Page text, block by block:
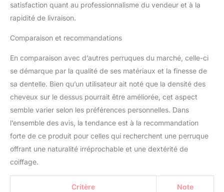
satisfaction quant au professionnalisme du vendeur et à la
rapidité de livraison.
Comparaison et recommandations
En comparaison avec d’autres perruques du marché, celle-ci
se démarque par la qualité de ses matériaux et la finesse de
sa dentelle. Bien qu’un utilisateur ait noté que la densité des
cheveux sur le dessus pourrait être améliorée, cet aspect
semble varier selon les préférences personnelles. Dans
l’ensemble des avis, la tendance est à la recommandation
forte de ce produit pour celles qui recherchent une perruque
offrant une naturalité irréprochable et une dextérité de
coiffage.
Critère Note